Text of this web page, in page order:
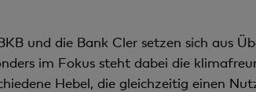
und die Bank Cler setzen sich aus
im Fokus steht dabei die
Hebel, die gleichzeitig einen